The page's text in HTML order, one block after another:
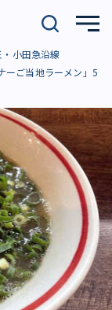
・小田急沿線
ーご当地ラーメン」5